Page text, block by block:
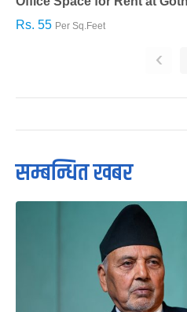
Rs. 55 Per Sq.Feet
‹
सम्बन्धित खबर